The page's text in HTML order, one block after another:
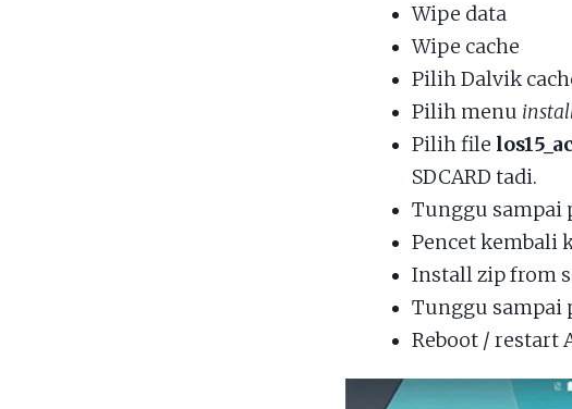
Wipe data
Wipe cache
Pilih Dalvik
Pilih menu
Pilih file
SDCARD tadi.
Tunggu sampai
Pencet kembali
Install zip from
Tunggu sampai
Reboot / restart